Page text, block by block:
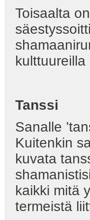
Toisaalta
Tanssi
Sanalle
Kuitenkin
kuvata
kaikki mitä
termeistä